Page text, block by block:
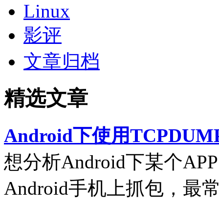
Linux
影评
文章归档
精选文章
Android下使用
想分析Android下某个
Android手机上抓包，最